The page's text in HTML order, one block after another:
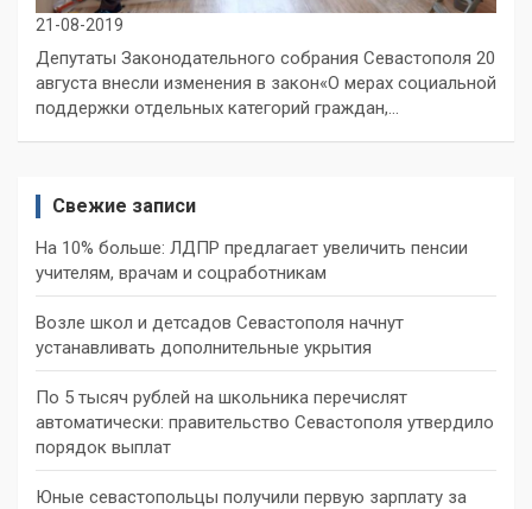
21-08-2019
Депутаты Законодательного собрания Севастополя 20
августа внесли изменения в закон«О мерах социальной
поддержки отдельных категорий граждан,…
Свежие записи
На 10% больше: ЛДПР предлагает увеличить пенсии
учителям, врачам и соцработникам
Возле школ и детсадов Севастополя начнут
устанавливать дополнительные укрытия
По 5 тысяч рублей на школьника перечислят
автоматически: правительство Севастополя утвердило
порядок выплат
Юные севастопольцы получили первую зарплату за